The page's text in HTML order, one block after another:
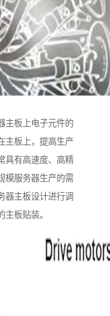
主板上电子元件的
主板上，提高生产
具有高速度、高精
模服务器生产的需
器主板设计进行调
板贴装。